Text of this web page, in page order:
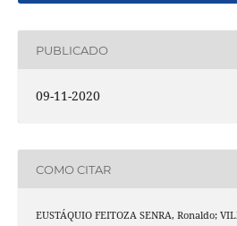
PUBLICADO
09-11-2020
COMO CITAR
EUSTÁQUIO FEITOZA SENRA, Ronaldo;